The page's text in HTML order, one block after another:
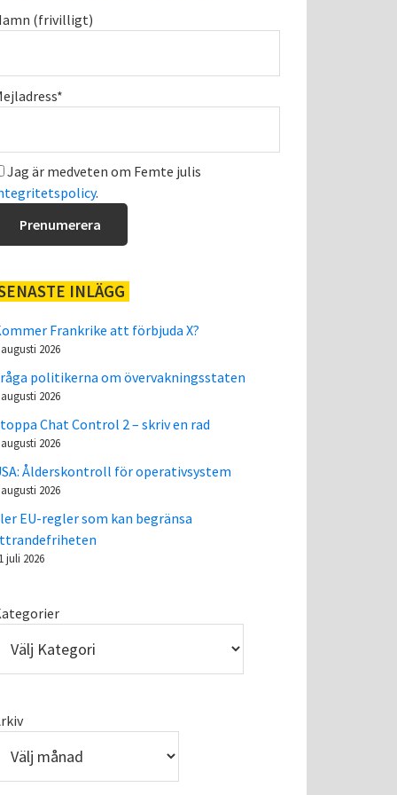
(frivilligt)
Jag är medveten om Femte julis
.
INLÄGG
Frankrike att förbjuda X?
2026
politikerna om övervakningsstaten
2026
Chat Control 2 – skriv en rad
2026
Ålderskontroll för operativsystem
2026
EU-regler som kan begränsa
juli 2026